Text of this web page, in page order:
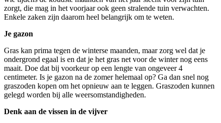
zorgt, die mag in het voorjaar ook geen stralende tuin verwachten.
Enkele zaken zijn daarom heel belangrijk om te weten.
Je gazon
Gras kan prima tegen de winterse maanden, maar zorg wel dat je
ondergrond egaal is en dat je het gras net voor de winter nog eens
maait. Doe dat bij voorkeur op een lengte van ongeveer 4
centimeter. Is je gazon na de zomer helemaal op? Ga dan snel nog
graszoden kopen om het opnieuw aan te leggen. Graszoden kunnen
gelegd worden bij alle weersomstandigheden.
Denk aan de vissen in de vijver